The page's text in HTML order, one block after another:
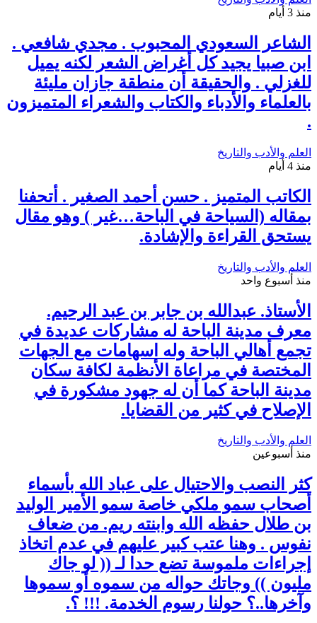
منذ 3 أيام
الشاعر السعودي المحبوب . مجدي شافعي .
ابن صبيا يجيد كل أغراض الشعر لكنه يميل
للغزلي . والحقيقة أن منطقة جازان مليئة
بالعلماء والأدباء والكتاب والشعراء المتميزون
.
العلم والأدب والتاريخ
منذ 4 أيام
الكاتب المتميز . حسن أحمد الصغير . أتحفنا
بمقاله (السياحة في الباحة…غير ) وهو مقال
يستحق القراءة والإشادة.
العلم والأدب والتاريخ
منذ أسبوع واحد
الأستاذ. عبدالله بن جابر بن عبد الرحيم.
معرف مدينة الباحة له مشاركات عديدة في
تجمع أهالي الباحة وله اسهامات مع الجهات
المختصة في مراعاة الأنظمة لكافة سكان
مدينة الباحة كما أن له جهود مشكورة في
الإصلاح في كثير من القضايا.
العلم والأدب والتاريخ
منذ أسبوعين
كثر النصب والاحتيال على عباد الله بأسماء
أصحاب سمو ملكي خاصة سمو الأمير الوليد
بن طلال حفظه الله وابنته ريم. من ضعاف
نفوس . وهنا عتب كبير عليهم في عدم اتخاذ
إجراءات ملموسة تضع حدا لـ (( لو جاك
مليون )) وجاتك حواله من سموه أو سموها
وآخرها..؟ حولنا رسوم الخدمة. !!! ؟.